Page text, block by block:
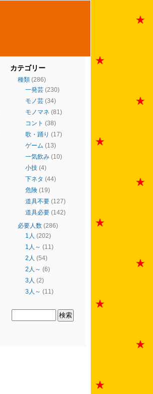
カテゴリー
種類(286)
一発芸(230)
モノ芸(34)
モノマネ (81)
コント (38)
歌・踊り (17)
ゲーム (13)
一気飲み(10)
小技(4)
下ネタ (44)
危険(19)
道具不要(127)
道具必要(142)
必要人数(286)
1人 (202)
1人～ (11)
2人 (54)
2人～ (6)
3人 (2)
3人～ (11)